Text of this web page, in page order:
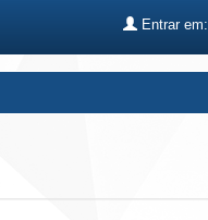
Entrar em: